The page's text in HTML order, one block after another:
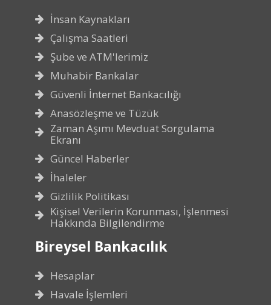
İnsan Kaynakları
Çalışma Saatleri
Şube ve ATM'lerimiz
Muhabir Bankalar
Güvenli İnternet Bankacılığı
Anasözleşme ve Tüzük
Zaman Aşımı Mevduat Sorgulama
Ekranı
Güncel Haberler
İhaleler
Gizlilik Politikası
Kişisel Verilerin Korunması, İşlenmesi
Hakkında Bilgilendirme
Bireysel Bankacılık
Hesaplar
Havale İşlemleri